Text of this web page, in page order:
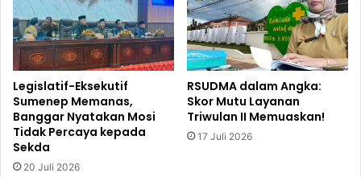
Legislatif-Eksekutif
Sumenep Memanas,
Banggar Nyatakan Mosi
Tidak Percaya kepada
Sekda
20 Juli 2026
RSUDMA dalam Angka:
Skor Mutu Layanan
Triwulan II Memuaskan!
17 Juli 2026